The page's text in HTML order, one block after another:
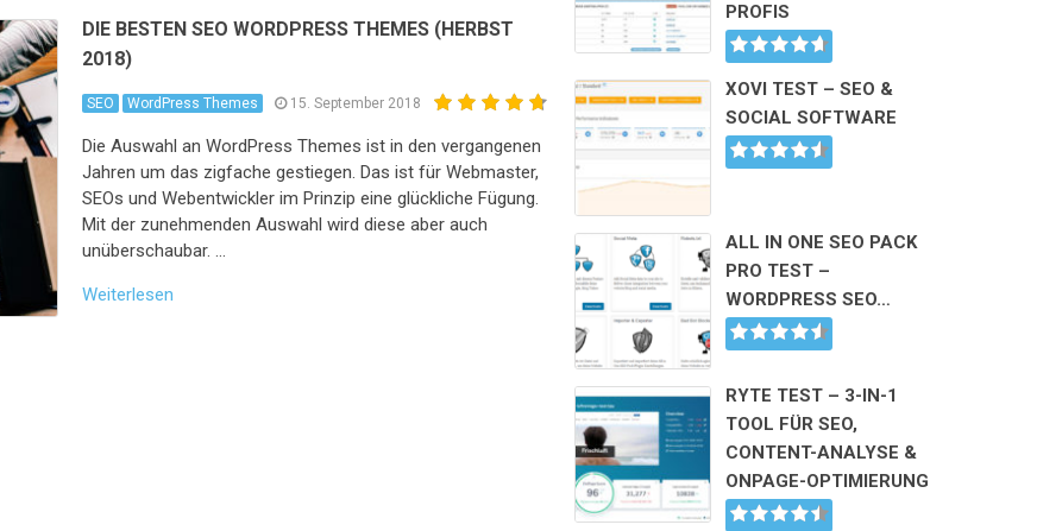
DIE BESTEN SEO WORDPRESS THEMES (HERBST
2018)
SEO WordPress Themes 15. September 2018
Die Auswahl an WordPress Themes ist in den vergangenen
Jahren um das zigfache gestiegen. Das ist für Webmaster,
SEOs und Webentwickler im Prinzip eine glückliche Fügung.
Mit der zunehmenden Auswahl wird diese aber auch
unüberschaubar. …
Weiterlesen
PROFIS
XOVI TEST – SEO &
SOCIAL SOFTWARE
ALL IN ONE SEO PACK
PRO TEST –
WORDPRESS SEO…
RYTE TEST – 3-IN-1
TOOL FÜR SEO,
CONTENT-ANALYSE &
ONPAGE-OPTIMIERUNG